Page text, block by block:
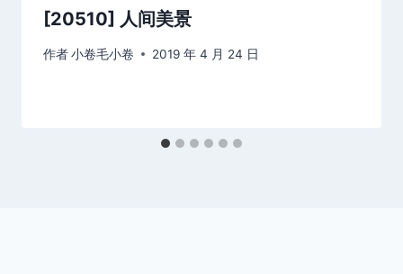
[20510] 人间美景
作者小卷毛小卷 2019 年 4 月 24 日